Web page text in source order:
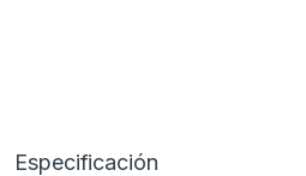
Especificación